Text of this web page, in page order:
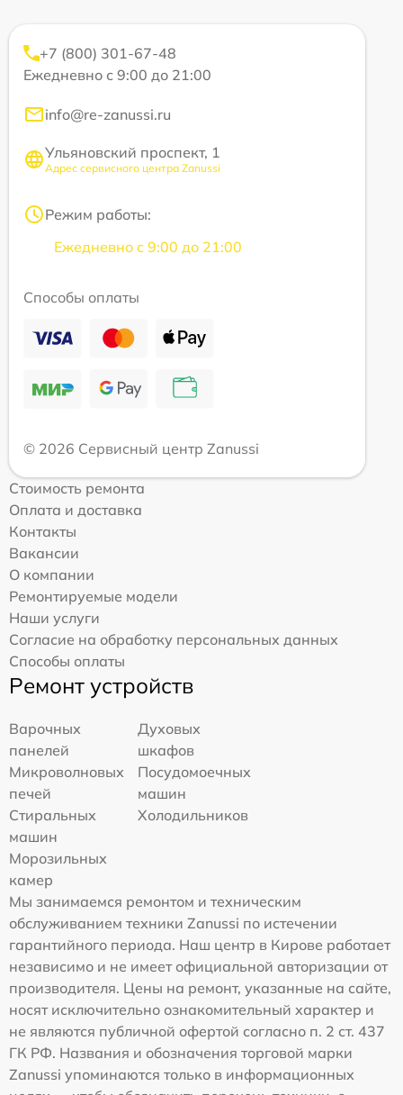
+7 (800) 301-67-48
Ежедневно с 9:00 до 21:00
info@re-zanussi.ru
Ульяновский проспект, 1
Адрес сервисного центра Zanussi
Режим работы:
Ежедневно с 9:00 до 21:00
Способы оплаты
© 2026 Сервисный центр Zanussi
Стоимость ремонта
Оплата и доставка
Контакты
Вакансии
О компании
Ремонтируемые модели
Наши услуги
Согласие на обработку персональных данных
Способы оплаты
Ремонт устройств
Варочных
панелей
Духовых
шкафов
Микроволновых
печей
Посудомоечных
машин
Стиральных
машин
Холодильников
Морозильных
камер
Мы занимаемся ремонтом и техническим
обслуживанием техники Zanussi по истечении
гарантийного периода. Наш центр в Кирове работает
независимо и не имеет официальной авторизации от
производителя. Цены на ремонт, указанные на сайте,
носят исключительно ознакомительный характер и
не являются публичной офертой согласно п. 2 ст. 437
ГК РФ. Названия и обозначения торговой марки
Zanussi упоминаются только в информационных